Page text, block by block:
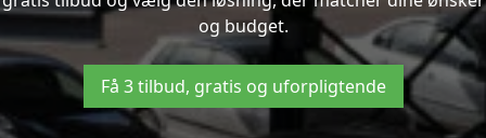
og budget.
Få 3 tilbud, gratis og uforpligtende